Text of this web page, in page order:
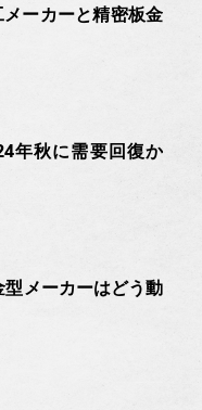
メーカーと精密板金
年秋に需要回復か
型メーカーはどう動